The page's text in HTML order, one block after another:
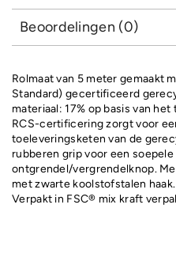
Beoordelingen (0)
Rolmaat van 5 meter gemaakt
Standard) gecertificeerd
materiaal: 17% op basis van
RCS-certificering zorgt voor
toeleveringsketen van de
rubberen grip voor een
ontgrendel/vergrendelknop.
met zwarte koolstofstalen
Verpakt in FSC® mix kraft